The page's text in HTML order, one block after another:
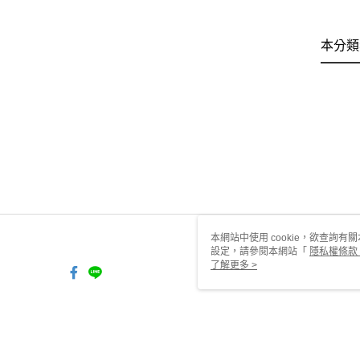
本分
本網站中使用 cookie，欲查詢有
設定，請參閱本網站「 隱私權條款
使用 cookie。
了解更多 >